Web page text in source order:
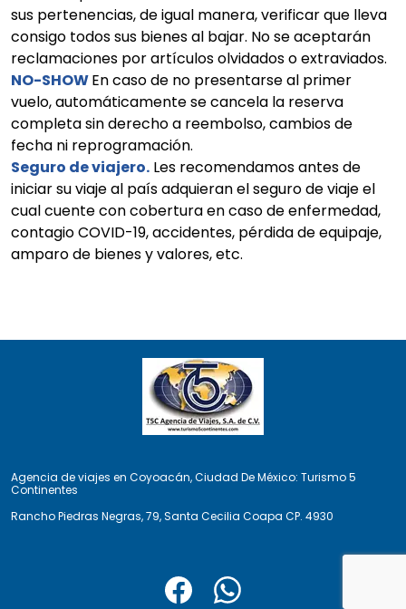
sus pertenencias, de igual manera, verificar que lleva
consigo todos sus bienes al bajar. No se aceptarán
reclamaciones por artículos olvidados o extraviados.
NO-SHOWEn caso de no presentarse al primer
vuelo, automáticamente se cancela la reserva
completa sin derecho a reembolso, cambios de
fecha ni reprogramación.
Seguro de viajero. Les recomendamos antes de
iniciar su viaje al país adquieran el seguro de viaje el
cual cuente con cobertura en caso de enfermedad,
contagio COVID-19, accidentes, pérdida de equipaje,
amparo de bienes y valores, etc.
Agencia de viajes en Coyoacán,Ciudad De México: Turismo 5
Continentes
Rancho Piedras Negras,79,Santa Cecilia Coapa CP. 4930